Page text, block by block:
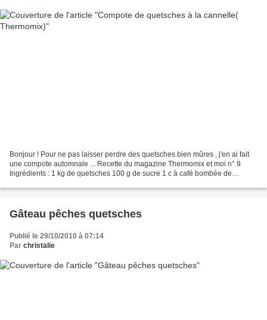
Bonjour ! Pour ne pas laisser perdre des quetsches bien mûres , j'en ai fait
une compote automnale ... Recette du magazine Thermomix et moi n° 9
Ingrédients : 1 kg de quetsches 100 g de sucre 1 c à café bombée de
Gâteau pêches quetsches
Publié le 29/10/2010 à 07:14
Par christalie